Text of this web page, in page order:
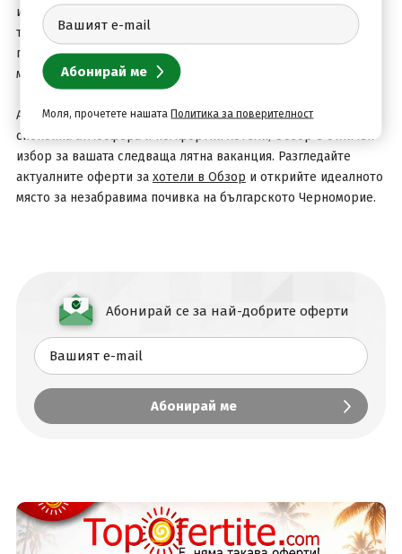
и Бургас, Обзор е леснодостъпен и често е предпочитан от
туристи от цялата страна. В близост се намират още
популярни курорти и природни забележителности, които
могат да направят престоя ви още по-интересен.
Ако търсите комбинация от красив плаж, чисто море,
спокойна атмосфера и комфортни хотели, Обзор е отличен
избор за вашата следваща лятна ваканция. Разгледайте
актуалните оферти за хотели в Обзор и открийте идеалното
място за незабравима почивка на българското Черноморие.
Абонирай се за най-добрите оферти
Моля, прочетете нашатаПолитика за поверителност